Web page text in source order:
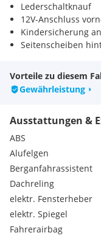
Lederschaltknauf
12V-Anschluss
Kindersicherung
Seitenscheiben
Handschuhfach
Parkbremse,
Sitzheizung für
7" Multi-
Getriebe Automat
Intelligentes
Kofferraumboden
Kopfstützen vorne
Reifenreparaturkit
Smartphone
Türgriffe außen
Follow-me-home
Haifischflosse
Vorteile zu diesem
Gewährleistung
Ausstattungen &
ABS
Alufelgen
Berganfahrassistent
Dachreling
elektr. Fensterheber
elektr. Spiegel
Fahrerairbag